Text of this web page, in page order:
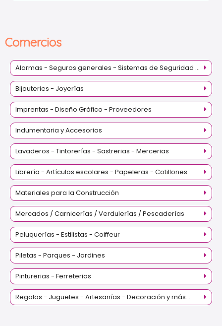
Comercios
Alarmas - Seguros generales - Sistemas de Seguridad - Seguridad Privada
Bijouteries - Joyerías
Imprentas - Diseño Gráfico - Proveedores
Indumentaria y Accesorios
Lavaderos - Tintorerías - Sastrerias - Mercerias
Librería - Artículos escolares - Papeleras - Cotillones
Materiales para la Construcción
Mercados / Carnicerías / Verdulerías / Pescaderías
Peluquerías - Estilistas - Coiffeur
Piletas - Parques - Jardines
Pinturerias - Ferreterias
Regalos - Juguetes - Artesanías - Decoración y más...